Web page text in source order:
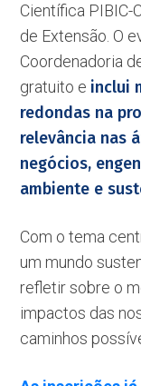
Científica PIBIC-
de Extensão. O
Coordenadoria
gratuito e inclui
redondas na
relevância nas
negócios,
ambiente e
Com o tema
um mundo
refletir sobre o
impactos das
caminhos